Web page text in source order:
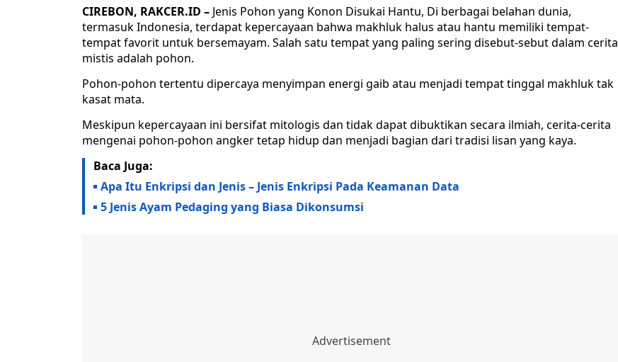
CIREBON, RAKCER.ID – Jenis Pohon yang Konon Disukai Hantu, Di berbagai belahan dunia,
termasuk Indonesia, terdapat kepercayaan bahwa makhluk halus atau hantu memiliki tempat-
tempat favorit untuk bersemayam. Salah satu tempat yang paling sering disebut-sebut dalam cerita
mistis adalah pohon.
Pohon-pohon tertentu dipercaya menyimpan energi gaib atau menjadi tempat tinggal makhluk tak
kasat mata.
Meskipun kepercayaan ini bersifat mitologis dan tidak dapat dibuktikan secara ilmiah, cerita-cerita
mengenai pohon-pohon angker tetap hidup dan menjadi bagian dari tradisi lisan yang kaya.
Baca Juga:
Apa Itu Enkripsi dan Jenis – Jenis Enkripsi Pada Keamanan Data
5 Jenis Ayam Pedaging yang Biasa Dikonsumsi